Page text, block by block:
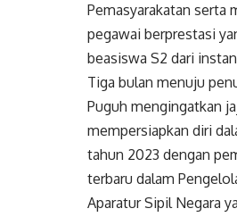
Pemasyarakatan serta
pegawai berprestasi
beasiswa S2 dari
Tiga bulan menuju
Puguh mengingatkan
mempersiapkan diri
tahun 2023 dengan
terbaru dalam
Aparatur Sipil Negara